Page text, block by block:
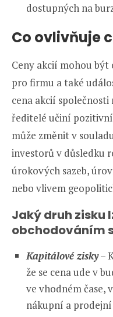
dostupných na
Co ovlivňuje
Ceny akcií mohou
pro firmu a také
cena akcií
ředitelé učiní
může změnit v
investorů v důsledku
úrokových sazeb,
nebo vlivem
Jaký druh zisku
obchodováním
Kapitálové zisky–
že se cena ude v
ve vhodném čase,
nákupní a prodejní